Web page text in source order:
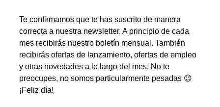
Te confirmamos que te has suscrito de manera
correcta a nuestra newsletter. A principio de cada
mes recibirás nuestro boletín mensual. También
recibirás ofertas de lanzamiento, ofertas de empleo
y otras novedades a lo largo del mes. No te
preocupes, no somos particularmente pesadas 😉
¡Feliz día!